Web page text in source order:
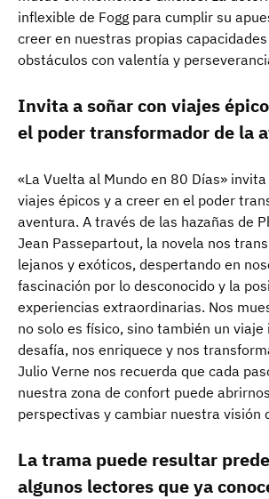
inflexible de Fogg para cumplir su
creer en nuestras propias
obstáculos con valentía y
Invita a soñar con viajes
el poder transformador de la
«La Vuelta al Mundo en 80 Días»
viajes épicos y a creer en el poder
aventura. A través de las hazañas de
Jean Passepartout, la novela nos
lejanos y exóticos, despertando en
fascinación por lo desconocido y la
experiencias extraordinarias. Nos
no solo es físico, sino también un
desafía, nos enriquece y nos
Julio Verne nos recuerda que cada
nuestra zona de confort puede
perspectivas y cambiar nuestra visión
La trama puede resultar
algunos lectores que ya